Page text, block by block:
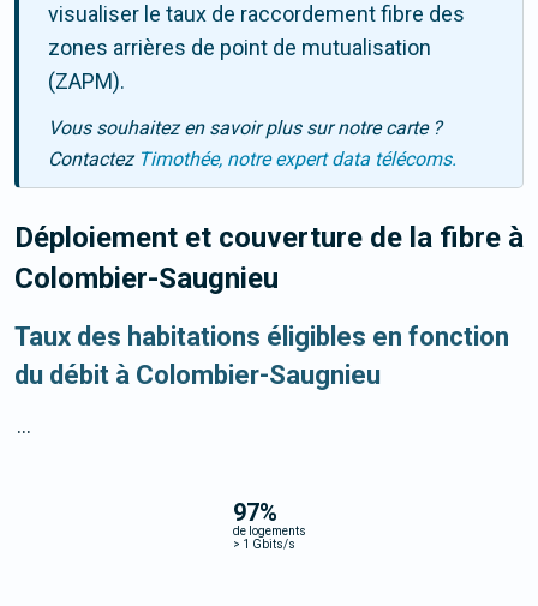
visualiser le taux de raccordement fibre des
zones arrières de point de mutualisation
(ZAPM).
Vous souhaitez en savoir plus sur notre carte ?
Contactez Timothée, notre expert data télécoms.
Déploiement et couverture de la fibre à
Colombier-Saugnieu
Taux des habitations éligibles en fonction
du débit à Colombier-Saugnieu
97%
de logements
> 1 Gbits/s
...